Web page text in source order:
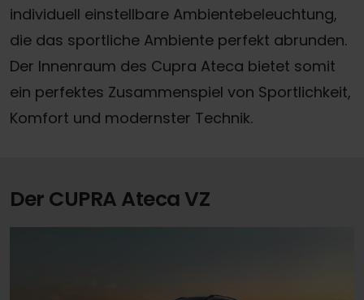
individuell einstellbare Ambientebeleuchtung,
die das sportliche Ambiente perfekt abrunden.
Der Innenraum des Cupra Ateca bietet somit
ein perfektes Zusammenspiel von Sportlichkeit,
Komfort und modernster Technik.
Der CUPRA Ateca VZ